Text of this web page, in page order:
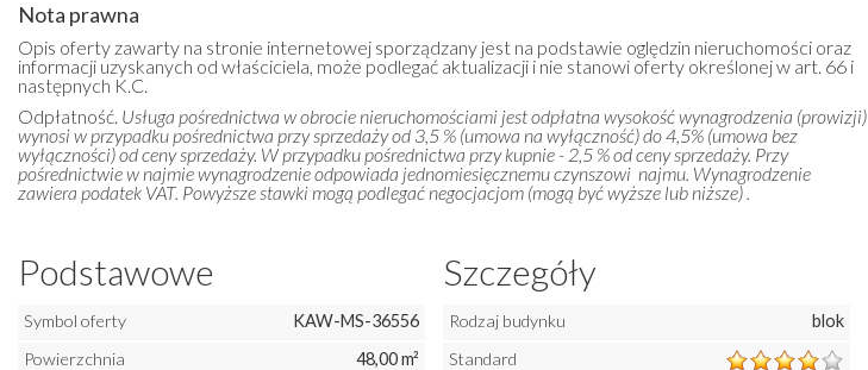
Nota prawna
Opis oferty zawarty na stronie internetowej sporządzany jest na podstawie oględzin nieruchomości oraz
informacji uzyskanych od właściciela, może podlegać aktualizacji i nie stanowi oferty określonej w art. 66 i
następnych K.C.
Odpłatność. Usługa pośrednictwa w obrocie nieruchomościami jest odpłatna wysokość wynagrodzenia (prowizji)
wynosi w przypadku pośrednictwa przy sprzedaży od 3,5 % (umowa na wyłączność) do 4,5% (umowa bez
wyłączności) od ceny sprzedaży. W przypadku pośrednictwa przy kupnie - 2,5 % od ceny sprzedaży. Przy
pośrednictwie w najmie wynagrodzenie odpowiada jednomiesięcznemu czynszowi najmu. Wynagrodzenie
zawiera podatek VAT. Powyższe stawki mogą podlegać negocjacjom (mogą być wyższe lub niższe) .
Podstawowe
Symbol oferty
KAW-MS-36556
Powierzchnia
48,00 m²
Szczegóły
Rodzaj budynku
blok
Standard